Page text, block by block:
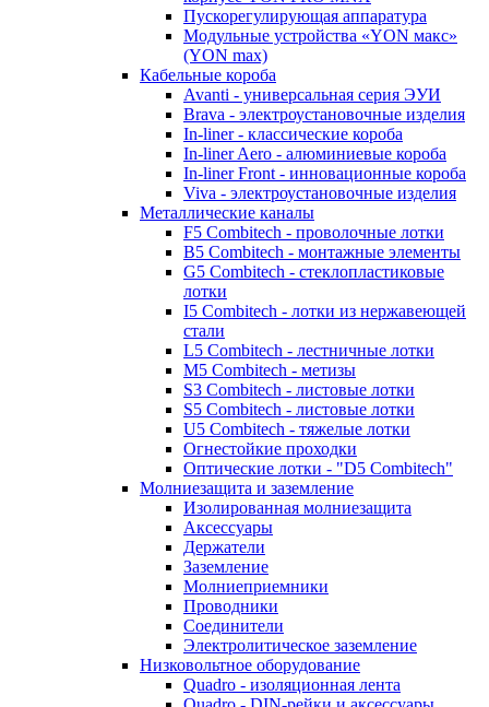
Пускорегулирующая аппаратура
Модульные устройства «YON макс»
(YON max)
Кабельные короба
Avanti - универсальная серия ЭУИ
Brava - электроустановочные изделия
In-liner - классические короба
In-liner Aero - алюминиевые короба
In-liner Front - инновационные короба
Viva - электроустановочные изделия
Металлические каналы
F5 Combitech - проволочные лотки
B5 Combitech - монтажные элементы
G5 Combitech - стеклопластиковые
лотки
I5 Combitech - лотки из нержавеющей
стали
L5 Combitech - лестничные лотки
M5 Combitech - метизы
S3 Combitech - листовые лотки
S5 Combitech - листовые лотки
U5 Combitech - тяжелые лотки
Огнестойкие проходки
Оптические лотки - "D5 Combitech"
Молниезащита и заземление
Изолированная молниезащита
Аксессуары
Держатели
Заземление
Молниеприемники
Проводники
Соединители
Электролитическое заземление
Низковольтное оборудование
Quadro - изоляционная лента